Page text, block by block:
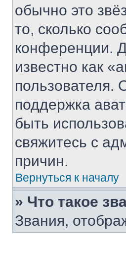
обычно это
то, сколько
конференции.
известно как
пользователя.
поддержка
быть
свяжитесь с
причин.
Вернуться к началу
» Что такое
Звания,